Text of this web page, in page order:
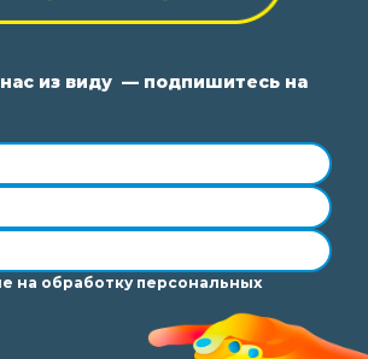
из виду — подпишитесь на
на обработкуперсональных